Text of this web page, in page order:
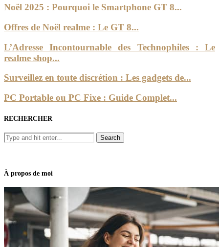
Noël 2025 : Pourquoi le Smartphone GT 8...
Offres de Noël realme : Le GT 8...
L’Adresse Incontournable des Technophiles : Le
realme shop...
Surveillez en toute discrétion : Les gadgets de...
PC Portable ou PC Fixe : Guide Complet...
RECHERCHER
À propos de moi